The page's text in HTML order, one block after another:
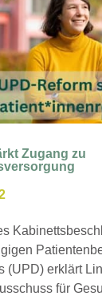
Zugang zu
(UPD) erklärt
für